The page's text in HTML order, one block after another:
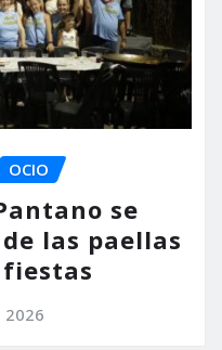
OCIO
se
las paellas
2026